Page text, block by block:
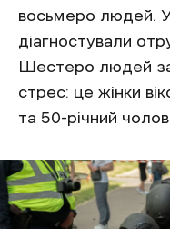
восьмеро людей. У
діагностували
Шестеро людей
стрес: це жінки
та 50-річний